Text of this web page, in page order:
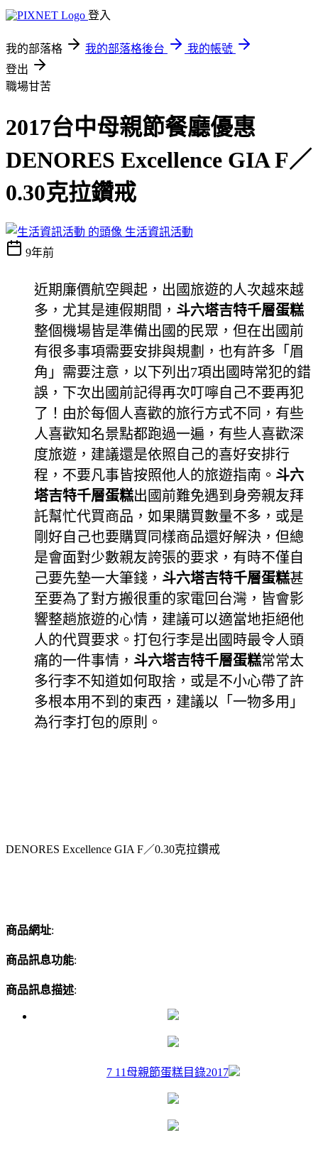
登入
我的部落格 我的部落格後台
我的帳號
登出
職場甘苦
2017台中母親節餐廳優惠
DENORES Excellence GIA F／
0.30克拉鑽戒
生活資訊活動
9年前
近期廉價航空興起，出國旅遊的人次越來越
多，尤其是連假期間， 斗六塔吉特千層蛋糕
整個機場皆是準備出國的民眾，但在出國前
有很多事項需要安排與規劃，也有許多「眉
角」需要注意，以下列出7項出國時常犯的錯
誤，下次出國前記得再次叮嚀自己不要再犯
了！由於每個人喜歡的旅行方式不同，有些
人喜歡知名景點都跑過一遍，有些人喜歡深
度旅遊，建議還是依照自己的喜好安排行
程，不要凡事皆按照他人的旅遊指南。 斗六
塔吉特千層蛋糕出國前難免遇到身旁親友拜
託幫忙代買商品，如果購買數量不多，或是
剛好自己也要購買同樣商品還好解決，但總
是會面對少數親友誇張的要求，有時不僅自
己要先墊一大筆錢， 斗六塔吉特千層蛋糕甚
至要為了對方搬很重的家電回台灣，皆會影
響整趟旅遊的心情，建議可以適當地拒絕他
人的代買要求。打包行李是出國時最令人頭
痛的一件事情， 斗六塔吉特千層蛋糕常常太
多行李不知道如何取捨，或是不小心帶了許
多根本用不到的東西，建議以「一物多用」
為行李打包的原則。
DENORES Excellence GIA F／0.30克拉鑽戒
商品網址:
商品訊息功能:
商品訊息描述:
7 11母親節蛋糕目錄2017